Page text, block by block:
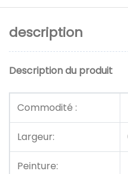
description
Description du produit
Commodité :
Largeur:
Peinture: